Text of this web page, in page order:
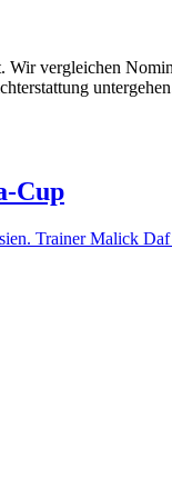
vergleichen
Cup
Trainer Malick